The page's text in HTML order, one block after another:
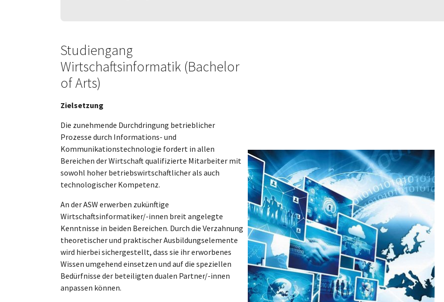
Studiengang
Wirtschaftsinformatik (Bachelor
of Arts)
Zielsetzung
Die zunehmende Durchdringung betrieblicher
Prozesse durch Informations- und
Kommunikationstechnologie fordert in allen
Bereichen der Wirtschaft qualifizierte Mitarbeiter mit
sowohl hoher betriebswirtschaftlicher als auch
technologischer Kompetenz.
An der ASW erwerben zukünftige
Wirtschaftsinformatiker/-innen breit angelegte
Kenntnisse in beiden Bereichen. Durch die Verzahnung
theoretischer und praktischer Ausbildungselemente
wird hierbei sichergestellt, dass sie ihr erworbenes
Wissen umgehend einsetzen und auf die speziellen
Bedürfnisse der beteiligten dualen Partner/-innen
anpassen können.